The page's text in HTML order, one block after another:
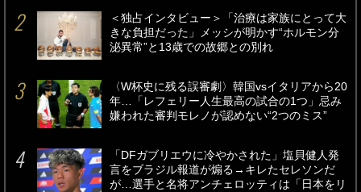
＜独占インタビュー＞「治療は家族にとって大
きな負担だった」メッシが明かす“ホルモン分
泌異常”と13歳での故郷との別れ
〈W杯史に残る誤審劇〉韓国vsイタリアから20
年…「レフェリー人生最高の試合の1つ」忌み
嫌われた審判モレノが認めない“2つのミス”
「DFガブリエウに冷やかされた」塩貝健人発
言をブラジル報道が煽る→キレたセレソンだ
が…選手と名将アンチェロッティは「日本をリ